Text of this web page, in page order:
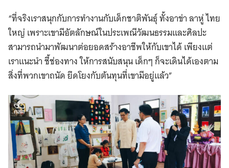
“ที่จริงเราสนุกกับการทำงานกับเด็กชาติพันธุ์ ทั้งอาข่า ลาหู่ ไทย
ใหญ่ เพราะเขามีอัตลักษณ์ในประเพณีวัฒนธรรมและศิลปะ
สามารถนำมาพัฒนาต่อยอดสร้างอาชีพให้กับเขาได้ เพียงแต่
เราแนะนำ ชี้ช่องทาง ให้การสนับสนุน เด็กๆ ก็จะเดินได้เองตาม
สิ่งที่พวกเขาถนัด ยึดโยงกับต้นทุนที่เขามีอยู่แล้ว”